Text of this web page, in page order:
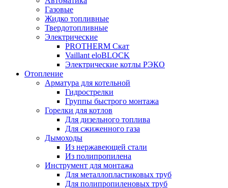
Газовые
Жидко топливные
Твердотопливные
Электрические
PROTHERM Скат
Vaillant eloBLOCK
Электрические котлы РЭКО
Отопление
Арматура для котельной
Гидрострелки
Группы быстрого монтажа
Горелки для котлов
Для дизельного топлива
Для сжиженного газа
Дымоходы
Из нержавеющей стали
Из полипропилена
Инструмент для монтажа
Для металлопластиковых труб
Для полипропиленовых труб